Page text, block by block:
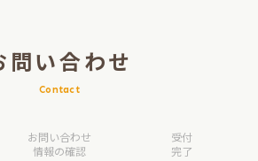
Contact
問い合わせ
お問い合わせ
情報の確認
受付
完了